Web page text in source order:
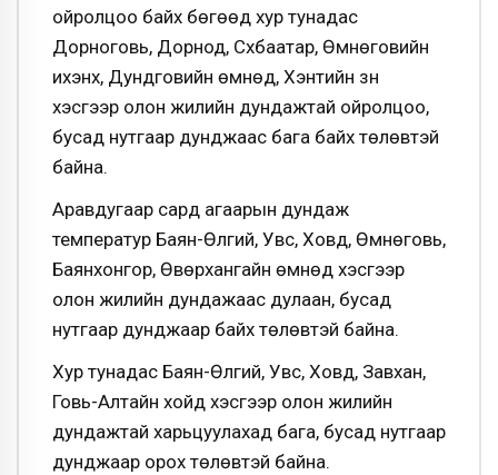
ойролцоо байх бөгөөд хур тунадас
Дорноговь, Дорнод, Сүхбаатар, Өмнөговийн
ихэнх, Дундговийн өмнөд, Хэнтийн зүүн
хэсгээр олон жилийн дундажтай ойролцоо,
бусад нутгаар дунджаас бага байх төлөвтэй
байна.
Аравдугаар сард агаарын дундаж
температур Баян-Өлгий, Увс, Ховд, Өмнөговь,
Баянхонгор, Өвөрхангайн өмнөд хэсгээр
олон жилийн дундажаас дулаан, бусад
нутгаар дунджаар байх төлөвтэй байна.
Хур тунадас Баян-Өлгий, Увс, Ховд, Завхан,
Говь-Алтайн хойд хэсгээр олон жилийн
дундажтай харьцуулахад бага, бусад нутгаар
дунджаар орох төлөвтэй байна.